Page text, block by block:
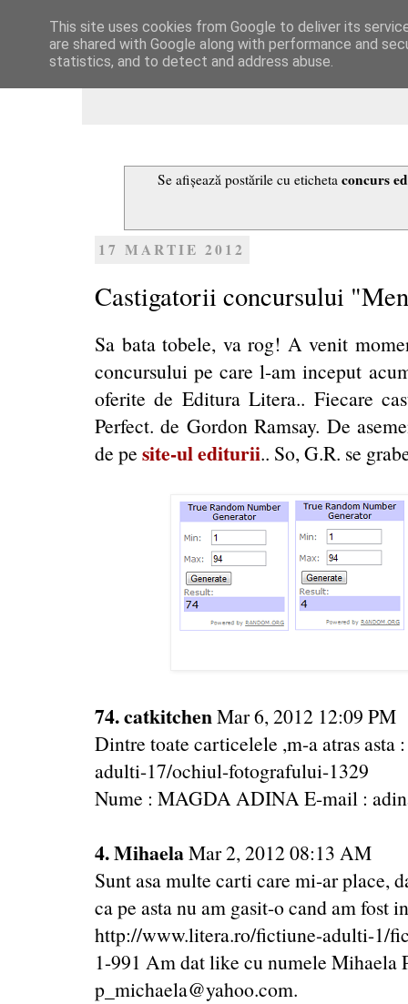
Dulcegarii culinare
Se afișează postările cu etichetaconcurs
17 MARTIE 2012
Castigatorii concursului
Sa bata tobele, va rog! A venit
concursului pe care l-am inceput
oferite de Editura Litera.. Fiecare
Perfect. de Gordon Ramsay. De
de pe site-ul editurii.. So, G.R. se
74. catkitchenMar 6, 2012 12:09 PM
Dintre toate carticelele ,m-a atras
adulti-17/ochiul-fotografului-1329
Nume : MAGDA ADINA E-mail :
4. MihaelaMar 2, 2012 08:13 AM
Sunt asa multe carti care mi-ar place,
ca pe asta nu am gasit-o cand am fost
http://www.litera.ro/fictiune-adulti-1/
1-991 Am dat like cu numele Mihaela
p_michaela@yahoo.com.
This site uses cookies from Google to deliver its
are shared with Google along with performance and
statistics, and to detect and address abuse.